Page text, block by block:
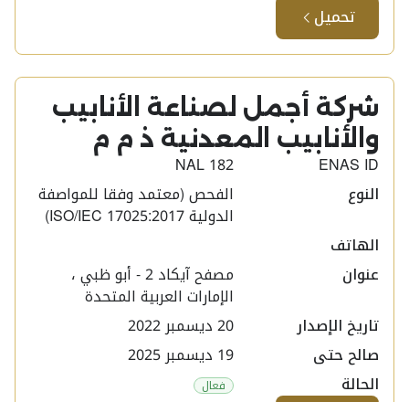
تحميل
شركة أجمل لصناعة الأنابيب
والأنابيب المعدنية ذ م م ​
ENAS ID
NAL 182
النوع
الفحص (معتمد وفقا للمواصفة
الدولية ISO/IEC 17025:2017)
الهاتف
عنوان
مصفح آيكاد 2 - أبو ظبي ،
الإمارات العربية المتحدة
تاريخ الإصدار
صالح حتى
الحالة
فعال